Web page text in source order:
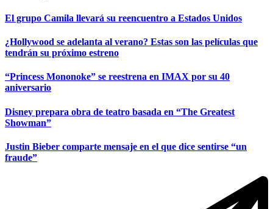
El grupo Camila llevará su reencuentro a Estados Unidos
¿Hollywood se adelanta al verano? Estas son las películas que
tendrán su próximo estreno
“Princess Mononoke” se reestrena en IMAX por su 40
aniversario
Disney prepara obra de teatro basada en “The Greatest
Showman”
Justin Bieber comparte mensaje en el que dice sentirse “un
fraude”